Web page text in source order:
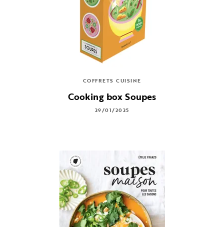
COFFRETS CUISINE
Cooking box Soupes
29/01/2025